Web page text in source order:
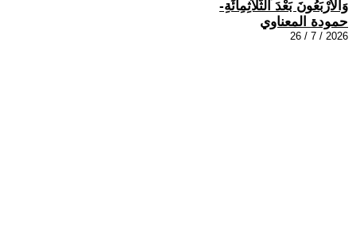
وَالأَرْبَعُونَ بَعْدَ الثَّلاَثِمِائَةِ-
حمودة المعناوي
2026 / 7 / 26